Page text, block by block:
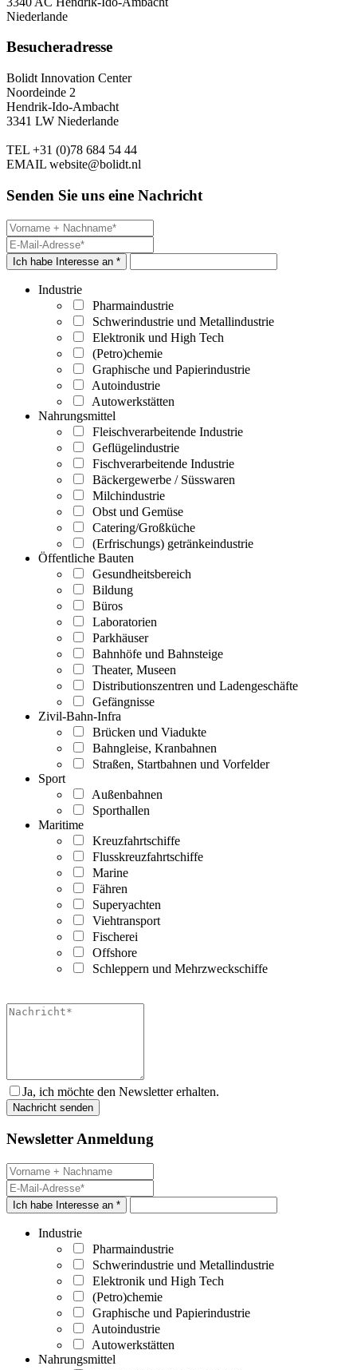
Niederlande
Besucheradresse
Bolidt Innovation Center
Noordeinde 2
Hendrik-Ido-Ambacht
3341 LW Niederlande
TEL +31 (0)78 684 54 44
EMAIL website@bolidt.nl
Senden Sie uns eine Nachricht
Ich habe Interesse an *
Industrie
Pharmaindustrie
Schwerindustrie und Metallindustrie
Elektronik und High Tech
(Petro)chemie
Graphische und Papierindustrie
Autoindustrie
Autowerkstätten
Nahrungsmittel
Fleischverarbeitende Industrie
Geflügelindustrie
Fischverarbeitende Industrie
Bäckergewerbe / Süsswaren
Milchindustrie
Obst und Gemüse
Catering/Großküche
(Erfrischungs) getränkeindustrie
Öffentliche Bauten
Gesundheitsbereich
Bildung
Büros
Laboratorien
Parkhäuser
Bahnhöfe und Bahnsteige
Theater, Museen
Distributionszentren und Ladengeschäfte
Gefängnisse
Zivil-Bahn-Infra
Brücken und Viadukte
Bahngleise, Kranbahnen
Straßen, Startbahnen und Vorfelder
Sport
Außenbahnen
Sporthallen
Maritime
Kreuzfahrtschiffe
Flusskreuzfahrtschiffe
Marine
Fähren
Superyachten
Viehtransport
Fischerei
Offshore
Schleppern und Mehrzweckschiffe
Ja, ich möchte den Newsletter erhalten.
Newsletter Anmeldung
Ich habe Interesse an *
Industrie
Pharmaindustrie
Schwerindustrie und Metallindustrie
Elektronik und High Tech
(Petro)chemie
Graphische und Papierindustrie
Autoindustrie
Autowerkstätten
Nahrungsmittel